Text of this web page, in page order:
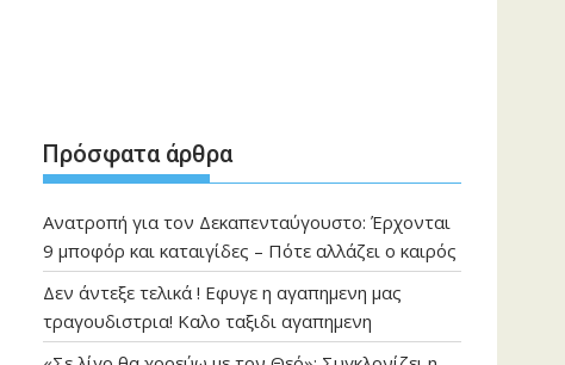
Πρόσφατα άρθρα
Ανατροπή για τον Δεκαπενταύγουστο: Έρχονται
9 μποφόρ και καταιγίδες – Πότε αλλάζει ο καιρός
Δεν άντεξε τελικά ! Εφυγε η αγαπημενη μας
τραγουδιστρια! Καλο ταξιδι αγαπημενη